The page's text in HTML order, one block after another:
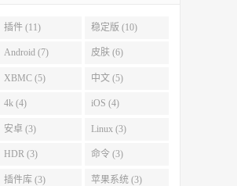
插件 (11) 稳定版 (10)
Android (7) 皮肤 (6)
XBMC (5) 中文 (5)
4k (4) iOS (4)
安卓 (3) Linux (3)
HDR (3) 命令 (3)
插件库 (3) 苹果系统 (3)